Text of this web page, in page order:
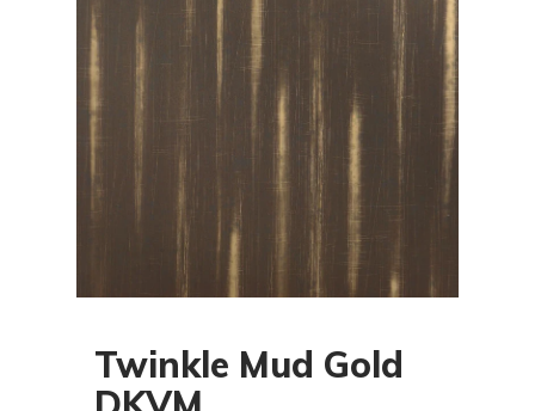
Twinkle Mud Gold